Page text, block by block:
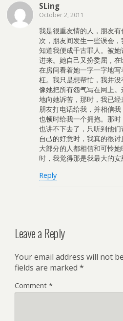
SLing
October 2, 2011
我是很重友情的人，朋友
次，朋友间发生一些误会
知道我便成千古罪人。被
进来。她自己又扮委屈，
在房间看着她一字一字地
枉。我只是想帮忙，我并
像她把所有怨气写在网上
地向她诉苦，那时，我已
朋友打电话给我，并相信
也顿时给我一个拥抱。那
也讲不下去了，只听到他
自己的好意时，我真的很
大部分的人都相信和可怜
时，我觉得那是我最大的安
Reply
Leave a Reply
Your email address will not
fields are marked *
Comment *